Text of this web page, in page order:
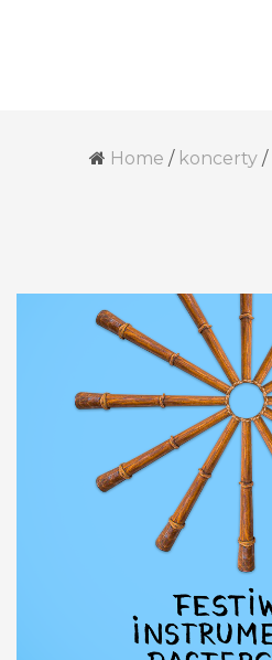
Home / koncerty /